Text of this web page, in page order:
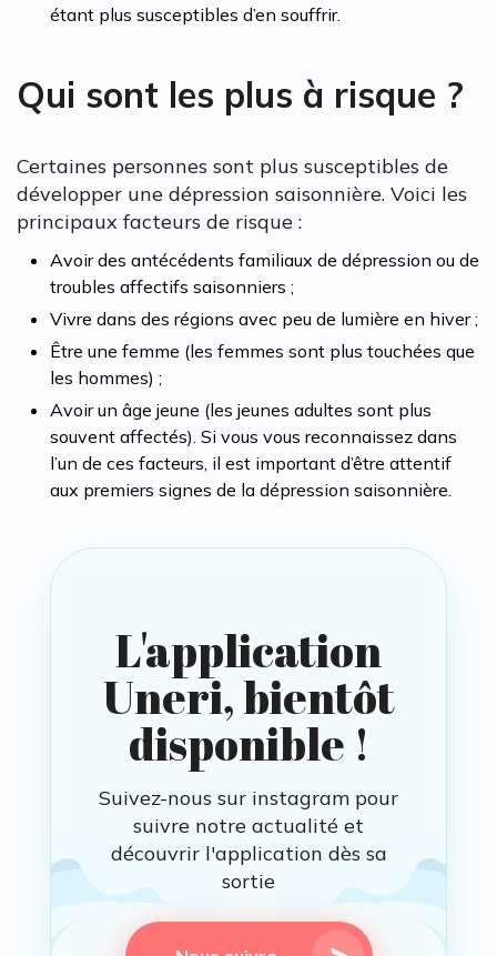
étant plus susceptibles d’en souffrir.
Qui sont les plus à risque ?
Certaines personnes sont plus susceptibles de
développer une dépression saisonnière. Voici les
principaux facteurs de risque :
Avoir des antécédents familiaux de dépression ou de
troubles affectifs saisonniers ;
Vivre dans des régions avec peu de lumière en hiver ;
Être une femme (les femmes sont plus touchées que
les hommes) ;
Avoir un âge jeune (les jeunes adultes sont plus
souvent affectés). Si vous vous reconnaissez dans
l’un de ces facteurs, il est important d’être attentif
aux premiers signes de la dépression saisonnière.
L'application
Uneri, bientôt
disponible !
Suivez-nous sur instagram pour
suivre notre actualité et
découvrir l'application dès sa
sortie